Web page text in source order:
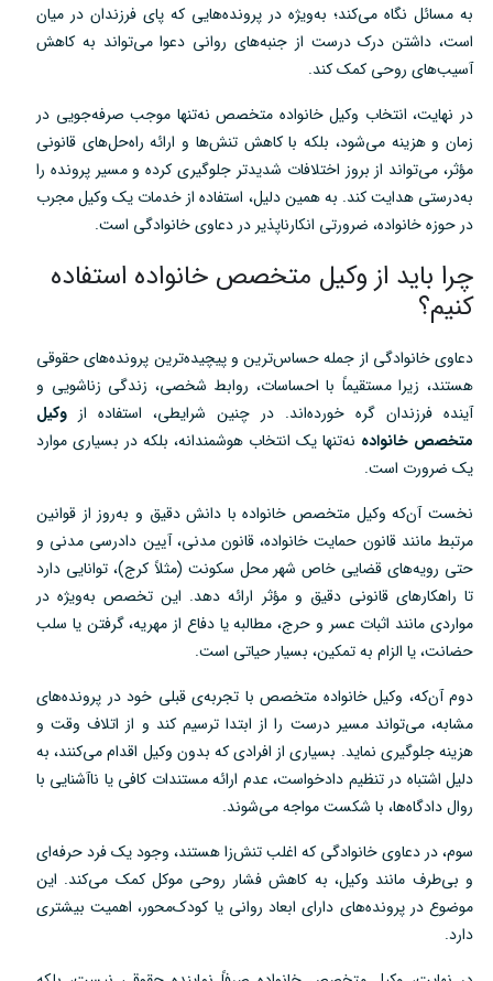
به مسائل نگاه می‌کند؛ به‌ویژه در پرونده‌هایی که پای فرزندان در میان
است، داشتن درک درست از جنبه‌های روانی دعوا می‌تواند به کاهش
آسیب‌های روحی کمک کند.
در نهایت، انتخاب وکیل خانواده متخصص نه‌تنها موجب صرفه‌جویی در
زمان و هزینه می‌شود، بلکه با کاهش تنش‌ها و ارائه راه‌حل‌های قانونی
مؤثر، می‌تواند از بروز اختلافات شدیدتر جلوگیری کرده و مسیر پرونده را
به‌درستی هدایت کند. به همین دلیل، استفاده از خدمات یک وکیل مجرب
در حوزه خانواده، ضرورتی انکارناپذیر در دعاوی خانوادگی است.
چرا باید از وکیل متخصص خانواده استفاده
کنیم؟
دعاوی خانوادگی از جمله حساس‌ترین و پیچیده‌ترین پرونده‌های حقوقی
هستند، زیرا مستقیماً با احساسات، روابط شخصی، زندگی زناشویی و
آینده فرزندان گره خورده‌اند. در چنین شرایطی، استفاده از وکیل
متخصص خانواده نه‌تنها یک انتخاب هوشمندانه، بلکه در بسیاری موارد
یک ضرورت است.
نخست آن‌که وکیل متخصص خانواده با دانش دقیق و به‌روز از قوانین
مرتبط مانند قانون حمایت خانواده، قانون مدنی، آیین دادرسی مدنی و
حتی رویه‌های قضایی خاص شهر محل سکونت (مثلاً کرج)، توانایی دارد
تا راهکارهای قانونی دقیق و مؤثر ارائه دهد. این تخصص به‌ویژه در
مواردی مانند اثبات عسر و حرج، مطالبه یا دفاع از مهریه، گرفتن یا سلب
حضانت، یا الزام به تمکین، بسیار حیاتی است.
دوم آن‌که، وکیل خانواده متخصص با تجربه‌ی قبلی خود در پرونده‌های
مشابه، می‌تواند مسیر درست را از ابتدا ترسیم کند و از اتلاف وقت و
هزینه جلوگیری نماید. بسیاری از افرادی که بدون وکیل اقدام می‌کنند، به
دلیل اشتباه در تنظیم دادخواست، عدم ارائه مستندات کافی یا ناآشنایی با
روال دادگاه‌ها، با شکست مواجه می‌شوند.
سوم، در دعاوی خانوادگی که اغلب تنش‌زا هستند، وجود یک فرد حرفه‌ای
و بی‌طرف مانند وکیل، به کاهش فشار روحی موکل کمک می‌کند. این
موضوع در پرونده‌های دارای ابعاد روانی یا کودک‌محور، اهمیت بیشتری
دارد.